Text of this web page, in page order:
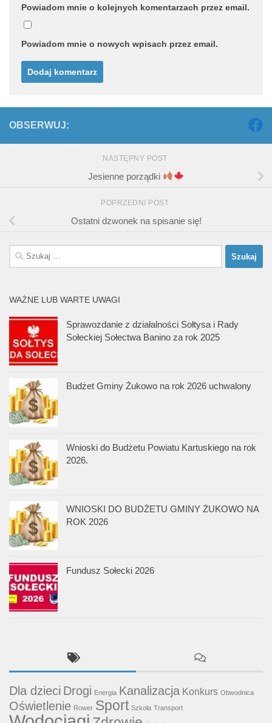
Powiadom mnie o kolejnych komentarzach przez email.
Powiadom mnie o nowych wpisach przez email.
OBSERWUJ:
NASTĘPNY POST
Jesienne porządki
POPRZEDNI POST
Ostatni dzwonek na spisanie się!
Szukaj:
WAŻNE LUB WARTE UWAGI
Sprawozdanie z działalności Sołtysa i Rady
Sołeckiej Sołectwa Banino za rok 2025
Budżet Gminy Żukowo na rok 2026 uchwalony
Wnioski do Budżetu Powiatu Kartuskiego na rok
2026.
WNIOSKI DO BUDŻETU GMINY ŻUKOWO NA
ROK 2026
Fundusz Sołecki 2026
Dla dzieci Drogi Energia Kanalizacja Konkurs Obwodnica
Oświetlenie Rower Sport Szkoła Transport